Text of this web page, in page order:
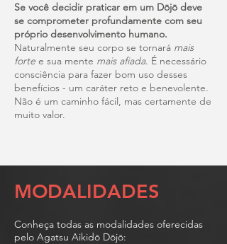
Se você decidir praticar em um Dōjō deve
se comprometer profundamente com seu
próprio desenvolvimento humano.
Naturalmente seu corpo se tornará mais
forte e sua mente mais afiada. É necessário
consciência para fazer bom uso desses
benefícios - um caráter reto e benevolente.
Não é um caminho fácil, mas certamente de
muito valor.
MODALIDADES
Conheça todas as modalidades oferecidas
pelo Agatsu Aikidō Dōjō: